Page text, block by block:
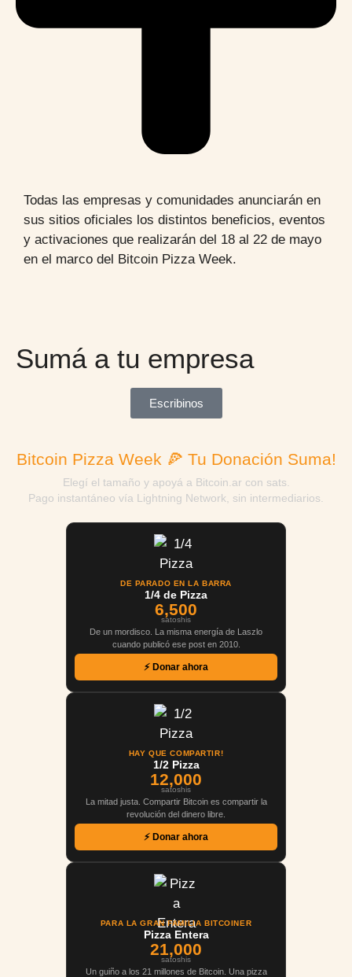
Todas las empresas y comunidades anunciarán en
sus sitios oficiales los distintos beneficios, eventos
y activaciones que realizarán del 18 al 22 de mayo
en el marco del Bitcoin Pizza Week.
Sumá a tu empresa
Escribinos
Bitcoin Pizza Week 🍕 Tu Donación Suma!
Elegí el tamaño y apoyá a Bitcoin.ar con sats.
Pago instantáneo vía Lightning Network, sin intermediarios.
DE PARADO EN LA BARRA
1/4 de Pizza
6,500
satoshis
De un mordisco. La misma energía de Laszlo
cuando publicó ese post en 2010.
⚡ Donar ahora
HAY QUE COMPARTIR!
1/2 Pizza
12,000
satoshis
La mitad justa. Compartir Bitcoin es compartir la
revolución del dinero libre.
⚡ Donar ahora
PARA LA GRAN FAMILIA BITCOINER
Pizza Entera
21,000
satoshis
Un guiño a los 21 millones de Bitcoin. Una pizza